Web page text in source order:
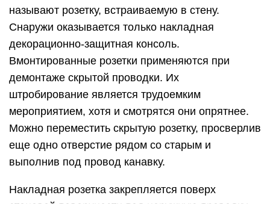
называют розетку, встраиваемую в стену.
Снаружи оказывается только накладная
декорационно-защитная консоль.
Вмонтированные розетки применяются при
демонтаже скрытой проводки. Их
штробирование является трудоемким
мероприятием, хотя и смотрятся они опрятнее.
Можно переместить скрытую розетку, просверлив
еще одно отверстие рядом со старым и
выполнив под провод канавку.
Накладная розетка закрепляется поверх